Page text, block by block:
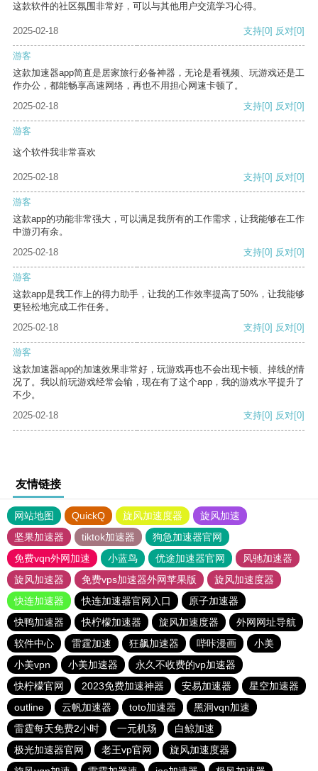
这款软件的社区氛围非常好，可以与其他用户交流学习心得。
2025-02-18 支持[0] 反对[0]
游客
这款加速器app简直是居家旅行必备神器，无论是看视频、玩游戏还是工
作办公，都能畅享高速网络，再也不用担心网速卡顿了。
2025-02-18
支持[0] 反对[0]
游客
这个软件我非常喜欢
2025-02-18 支持[0] 反对[0]
游客
这款app的功能非常强大，可以满足我所有的工作需求，让我能够在工作
中游刃有余。
2025-02-18
支持[0] 反对[0]
游客
这款app是我工作上的得力助手，让我的工作效率提高了50%，让我能够
更轻松地完成工作任务。
2025-02-18
支持[0] 反对[0]
游客
这款加速器app的加速效果非常好，玩游戏再也不会出现卡顿、掉线的情
况了。我以前玩游戏经常会输，现在有了这个app，我的游戏水平提升了
不少。
2025-02-18
支持[0] 反对[0]
友情链接
网站地图 QuickQ 旋风加速度器
旋风加速
坚果加速器
tiktok加速器
狗急加速器官网
免费vqn外网加速
小蓝鸟 优途加速器官网
风驰加速器
旋风加速器
免费vps加速器外网苹果版
旋风加速度器
快连加速器
快连加速器官网入口
原子加速器
快鸭加速器
快柠檬加速器 旋风加速度器
外网网址导航
软件中心
雷霆加速 狂飙加速器 哔咔漫画
小美
小美vpn
小美加速器
永久不收费的vp加速器
快柠檬官网
2023免费加速神器 安易加速器
星空加速器
outline
云帆加速器 toto加速器
黑洞vqn加速
雷霆每天免费2小时
一元机场
白鲸加速
极光加速器官网
老王vp官网
旋风加速度器